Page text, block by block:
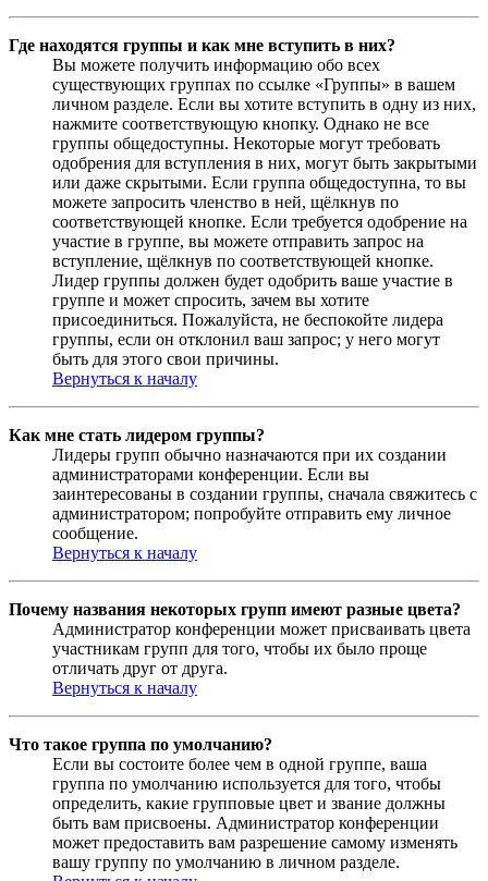
Где находятся группы и как мне вступить в них?
Вы можете получить информацию обо всех
существующих группах по ссылке «Группы» в вашем
личном разделе. Если вы хотите вступить в одну из них,
нажмите соответствующую кнопку. Однако не все
группы общедоступны. Некоторые могут требовать
одобрения для вступления в них, могут быть закрытыми
или даже скрытыми. Если группа общедоступна, то вы
можете запросить членство в ней, щёлкнув по
соответствующей кнопке. Если требуется одобрение на
участие в группе, вы можете отправить запрос на
вступление, щёлкнув по соответствующей кнопке.
Лидер группы должен будет одобрить ваше участие в
группе и может спросить, зачем вы хотите
присоединиться. Пожалуйста, не беспокойте лидера
группы, если он отклонил ваш запрос; у него могут
быть для этого свои причины.
Вернуться к началу
Как мне стать лидером группы?
Лидеры групп обычно назначаются при их создании
администраторами конференции. Если вы
заинтересованы в создании группы, сначала свяжитесь с
администратором; попробуйте отправить ему личное
сообщение.
Вернуться к началу
Почему названия некоторых групп имеют разные цвета?
Администратор конференции может присваивать цвета
участникам групп для того, чтобы их было проще
отличать друг от друга.
Вернуться к началу
Что такое группа по умолчанию?
Если вы состоите более чем в одной группе, ваша
группа по умолчанию используется для того, чтобы
определить, какие групповые цвет и звание должны
быть вам присвоены. Администратор конференции
может предоставить вам разрешение самому изменять
вашу группу по умолчанию в личном разделе.